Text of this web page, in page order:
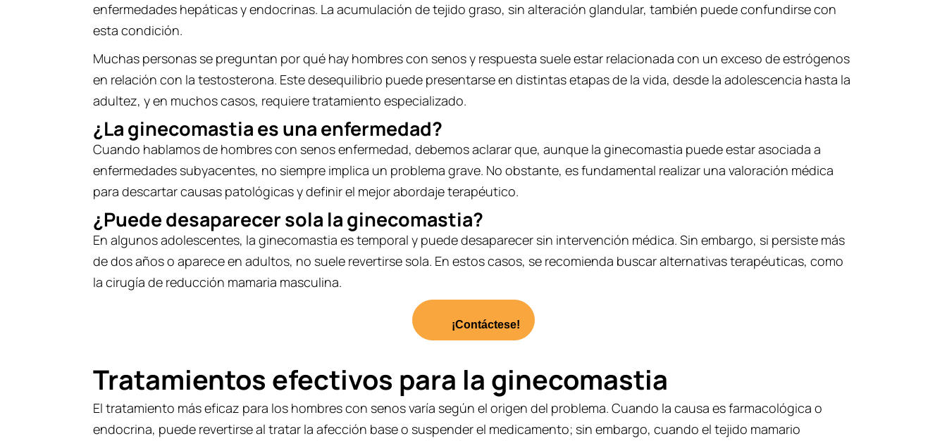
enfermedades hepáticas y endocrinas. La acumulación de tejido graso, sin alteración glandular, también puede confundirse con
esta condición.
Muchas personas se preguntan por qué hay hombres con senos y respuesta suele estar relacionada con un exceso de estrógenos
en relación con la testosterona. Este desequilibrio puede presentarse en distintas etapas de la vida, desde la adolescencia hasta la
adultez, y en muchos casos, requiere tratamiento especializado.
¿La ginecomastia es una enfermedad?
Cuando hablamos de hombres con senos enfermedad, debemos aclarar que, aunque la ginecomastia puede estar asociada a
enfermedades subyacentes, no siempre implica un problema grave. No obstante, es fundamental realizar una valoración médica
para descartar causas patológicas y definir el mejor abordaje terapéutico.
¿Puede desaparecer sola la ginecomastia?
En algunos adolescentes, la ginecomastia es temporal y puede desaparecer sin intervención médica. Sin embargo, si persiste más
de dos años o aparece en adultos, no suele revertirse sola. En estos casos, se recomienda buscar alternativas terapéuticas, como
la cirugía de reducción mamaria masculina.
¡Contáctese!
Tratamientos efectivos para la ginecomastia
El tratamiento más eficaz para los hombres con senos varía según el origen del problema. Cuando la causa es farmacológica o
endocrina, puede revertirse al tratar la afección base o suspender el medicamento; sin embargo, cuando el tejido mamario